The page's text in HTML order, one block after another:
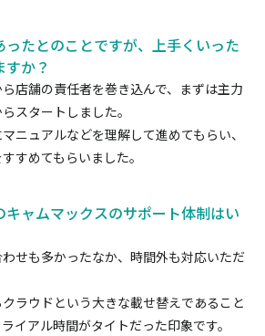
たとのことですが、上手くいった
か？
店舗の責任者を巻き込んで、まずは主力
スタートしました。
ニュアルなどを理解して進めてもらい、
すめてもらいました。
ャムマックスのサポート体制はい
せも多かったなか、時間外も対応いただ
ラウドという大きな載せ替えであること
イアル時間がタイトだった印象です。